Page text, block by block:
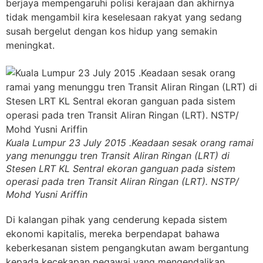
berjaya mempengaruhi polisi kerajaan dan akhirnya
tidak mengambil kira keselesaan rakyat yang sedang
susah bergelut dengan kos hidup yang semakin
meningkat.
Kuala Lumpur 23 July 2015 .Keadaan sesak orang ramai
yang menunggu tren Transit Aliran Ringan (LRT) di
Stesen LRT KL Sentral ekoran ganguan pada sistem
operasi pada tren Transit Aliran Ringan (LRT). NSTP/
Mohd Yusni Ariffin
Di kalangan pihak yang cenderung kepada sistem
ekonomi kapitalis, mereka berpendapat bahawa
keberkesanan sistem pengangkutan awam bergantung